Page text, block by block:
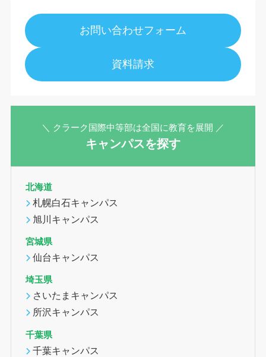
お問い合わせフォーム
資料請求
＼ クラーク国際中等部は全国に教育を展開 ／
キャンパスを探す
北海道
札幌白石キャンパス
旭川キャンパス
宮城県
仙台キャンパス
埼玉県
さいたまキャンパス
所沢キャンパス
千葉県
千葉キャンパス